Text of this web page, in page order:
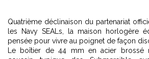
Quatrième déclinaison du partenariat
les Navy SEALs, la maison horlogère
pensée pour vivre au poignet de façon
Le boîtier de 44 mm en acier brossé